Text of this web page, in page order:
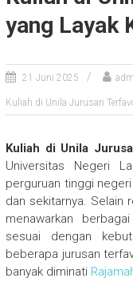
yang Layak
21 Juni 2025
Kuliah di Unila Jurusan
Kuliah di Unila
Universitas Negeri
perguruan tinggi
dan sekitarnya. Selain
menawarkan
sesuai dengan
beberapa jurusan
banyak diminati